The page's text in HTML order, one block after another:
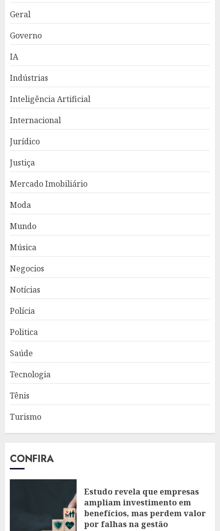
Geral
Governo
IA
Indústrias
Inteligência Artificial
Internacional
Jurídico
Justiça
Mercado Imobiliário
Moda
Mundo
Música
Negocios
Notícias
Polícia
Politica
Saúde
Tecnologia
Tênis
Turismo
CONFIRA
Estudo revela que empresas
ampliam investimento em
benefícios, mas perdem valor
por falhas na gestão